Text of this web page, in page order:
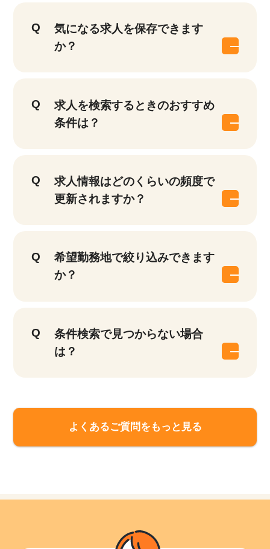
気になる求人を保存できます
か？
求人を検索するときのおすすめ
条件は？
求人情報はどのくらいの頻度で
更新されますか？
希望勤務地で絞り込みできます
か？
条件検索で見つからない場合
は？
よくあるご質問をもっと見る